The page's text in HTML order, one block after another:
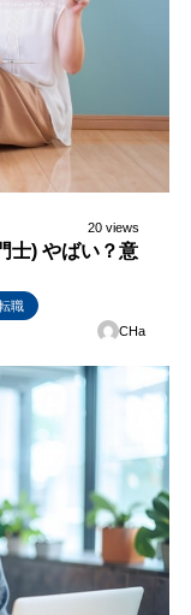
20 views
士) やばい？意
職
CHa